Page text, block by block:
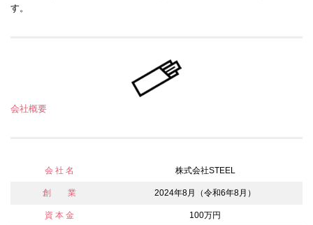
す。
会社概要
会 社 名 株式会社STEEL
創 業 2024年8月（令和6年8月）
資 本 金 100万円